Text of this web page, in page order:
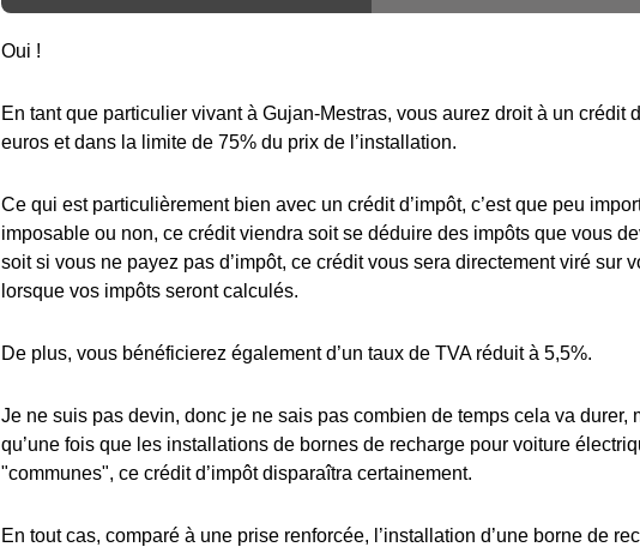
Oui !
En tant que particulier vivant à Gujan-Mestras, vous aurez droit à un crédit
euros et dans la limite de 75% du prix de l’installation.
Ce qui est particulièrement bien avec un crédit d’impôt, c’est que peu
imposable ou non, ce crédit viendra soit se déduire des impôts que vous
soit si vous ne payez pas d’impôt, ce crédit vous sera directement viré sur
lorsque vos impôts seront calculés.
De plus, vous bénéficierez également d’un taux de TVA réduit à 5,5%.
Je ne suis pas devin, donc je ne sais pas combien de temps cela va durer,
qu’une fois que les installations de bornes de recharge pour voiture
"communes", ce crédit d’impôt disparaîtra certainement.
En tout cas, comparé à une prise renforcée, l’installation d’une borne de